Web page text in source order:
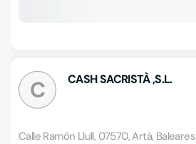
C CASH SACRISTÀ ,S.L.
Calle Ramón Llull, 07570, Artà, Baleares